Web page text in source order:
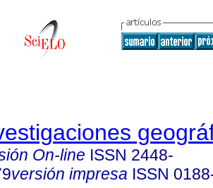
On-line ISSN 2448-
versión impresa ISSN